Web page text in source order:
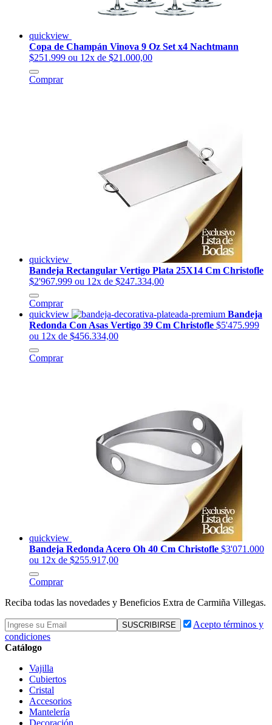
quickview
Copa de Champán Vinova 9 Oz Set x4 Nachtmann
$251.999 ou 12x de $21.000,00
Comprar
quickview
Bandeja Rectangular Vertigo Plata 25X14 Cm Christofle
$2'967.999 ou 12x de $247.334,00
Comprar
quickview
Bandeja
Redonda Con Asas Vertigo 39 Cm Christofle $5'475.999
ou 12x de $456.334,00
Comprar
quickview
Bandeja Redonda Acero Oh 40 Cm Christofle $3'071.000
ou 12x de $255.917,00
Comprar
Reciba todas las novedades y Beneficios Extra de Carmiña Villegas.
Acepto términos y
condiciones
Catálogo
Vajilla
Cubiertos
Cristal
Accesorios
Mantelería
Decoración